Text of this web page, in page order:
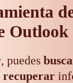
Outlook
, puedes
recuperar